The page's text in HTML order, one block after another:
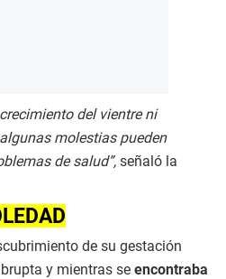
del vientre ni
molestias pueden
de salud”, señaló la
de su gestación
y mientras se encontraba